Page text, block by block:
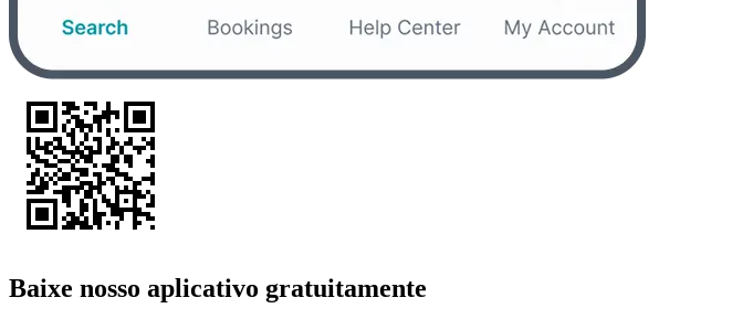
Baixe nosso aplicativo gratuitamente